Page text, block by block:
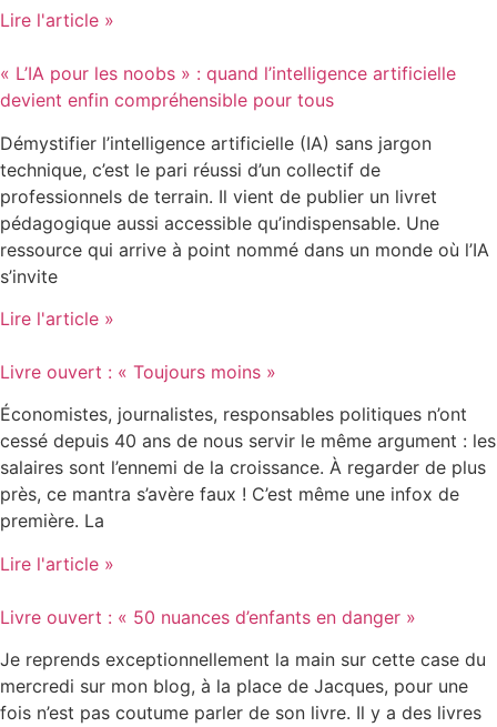
Lire l'article »
« L’IA pour les noobs » : quand l’intelligence artificielle
devient enfin compréhensible pour tous
Démystifier l’intelligence artificielle (IA) sans jargon
technique, c’est le pari réussi d’un collectif de
professionnels de terrain. Il vient de publier un livret
pédagogique aussi accessible qu’indispensable. Une
ressource qui arrive à point nommé dans un monde où l’IA
s’invite
Lire l'article »
Livre ouvert : « Toujours moins »
Économistes, journalistes, responsables politiques n’ont
cessé depuis 40 ans de nous servir le même argument : les
salaires sont l’ennemi de la croissance. À regarder de plus
près, ce mantra s’avère faux ! C’est même une infox de
première. La
Lire l'article »
Livre ouvert : « 50 nuances d’enfants en danger »
Je reprends exceptionnellement la main sur cette case du
mercredi sur mon blog, à la place de Jacques, pour une
fois n’est pas coutume parler de son livre. Il y a des livres